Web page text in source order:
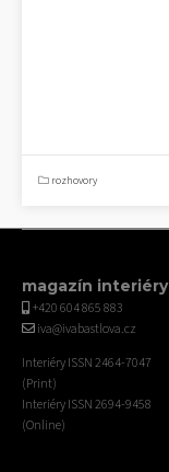
rozhovory
magazín interiéry
+420 604 865 883
iva@ivabastlova.cz
Interiéry ISSN 2464-7047
(Print)
Interiéry ISSN 2694-9458
(Online)